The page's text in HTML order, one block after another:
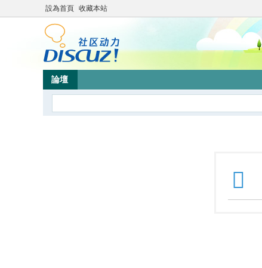
設為首頁 收藏本站
論壇